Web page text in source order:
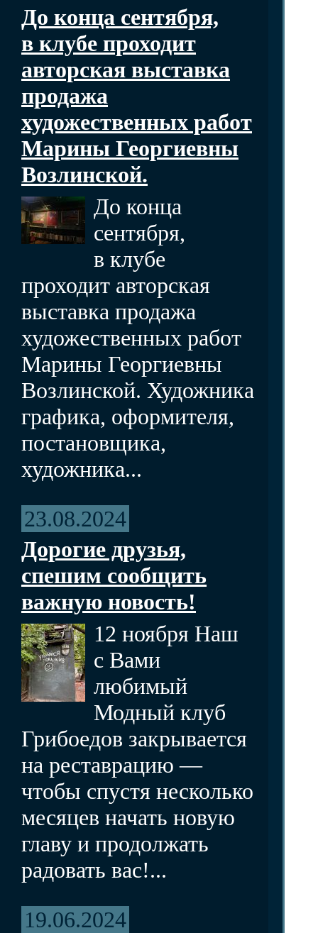
До конца сентября,
в клубе проходит
авторская выставка
продажа
художественных работ
Марины Георгиевны
Возлинской.
До конца
сентября,
в клубе
проходит авторская
выставка продажа
художественных работ
Марины Георгиевны
Возлинской. Художника
графика, оформителя,
постановщика,
художника...
23.08.2024
Дорогие друзья,
спешим сообщить
важную новость!
12 ноября Наш
с Вами
любимый
Модный клуб
Грибоедов закрывается
на реставрацию —
чтобы спустя несколько
месяцев начать новую
главу и продолжать
радовать вас!...
19.06.2024